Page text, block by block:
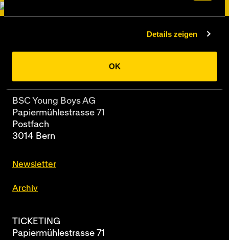
Details zeigen
OK
BSC Young Boys AG
Papiermühlestrasse 71
Postfach
3014 Bern
Newsletter
Archiv
TICKETING
Papiermühlestrasse 71